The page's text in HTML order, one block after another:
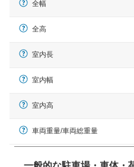
全幅
全高
室内長
室内幅
室内高
車両重量/車両総重量